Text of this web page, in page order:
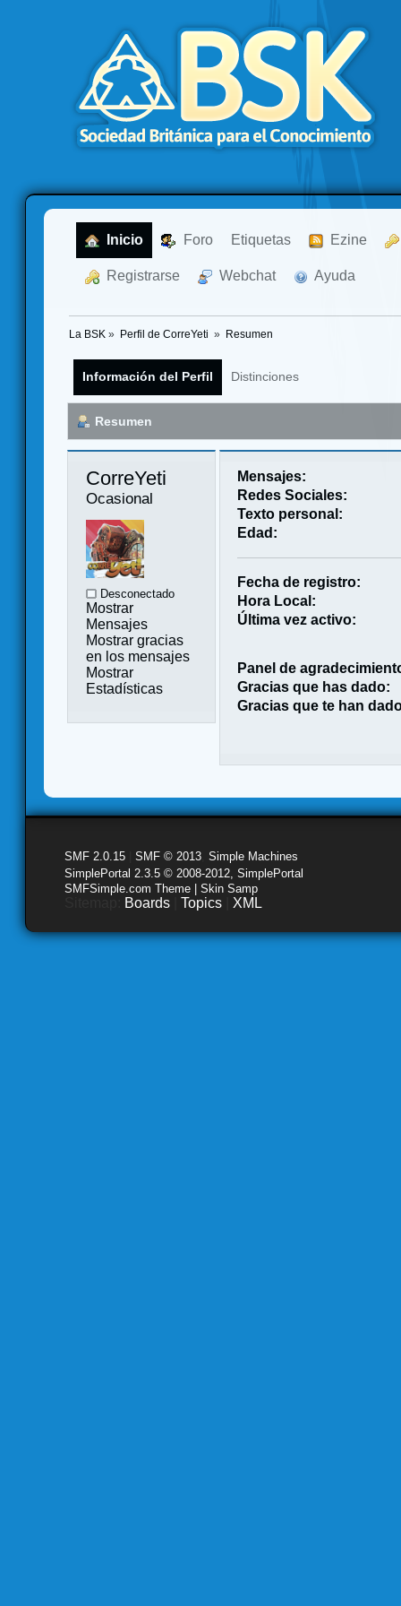
Inicio Foro Etiquetas Ezine
Registrarse Webchat Ayuda
La BSK » Perfil de CorreYeti » Resumen
Información del Perfil Distinciones
Resumen
CorreYeti
Ocasional
Desconectado
Mostrar
Mensajes
Mostrar gracias
en los mensajes
Mostrar
Estadísticas
Mensajes:
Redes Sociales:
Texto personal:
Edad:
Fecha de registro:
Hora Local:
Última vez activo:
Panel de
Gracias que has dado:
Gracias que te han
SMF 2.0.15 SMF © 2013 Simple Machines
SimplePortal 2.3.5 © 2008-2012, SimplePortal
SMFSimple.com Theme | Skin Samp
Boards Topics XML